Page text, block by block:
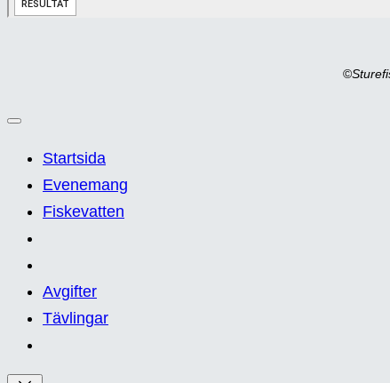
©
Startsida
Evenemang
Fiskevatten
Avgifter
Tävlingar